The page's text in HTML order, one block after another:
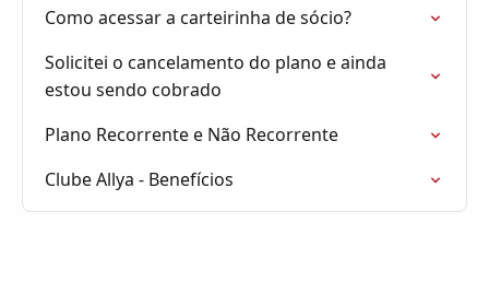
Como acessar a carteirinha de sócio?
Solicitei o cancelamento do plano e ainda
estou sendo cobrado
Plano Recorrente e Não Recorrente
Clube Allya - Benefícios